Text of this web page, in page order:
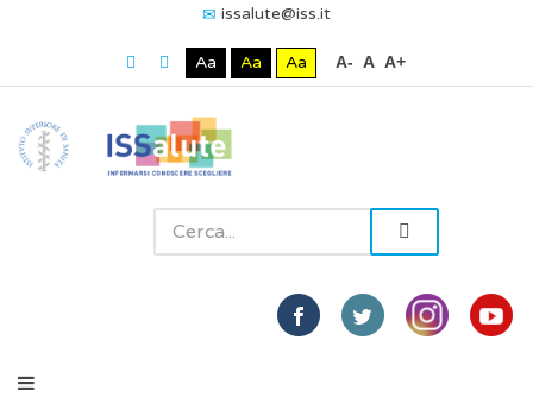
issalute@iss.it
Aa Aa Aa A- A A+